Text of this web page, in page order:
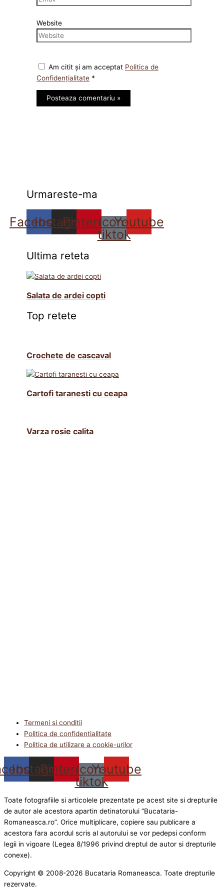
Website
Am citit și am acceptat Politica de
Confidențialitate *
Urmareste-ma
Facebook
Instagram
Pinterest
Icon-
tiktok
Youtube
Ultima reteta
Salata de ardei copti
Top retete
Crochete de cascaval
Cartofi taranesti cu ceapa
Varza rosie calita
Termeni si conditii
Politica de confidentialitate
Politica de utilizare a cookie-urilor
Instagram
Pinterest
Icon-
tiktok
Youtube
Toate fotografiile si articolele prezentate pe acest site si drepturile
de autor ale acestora apartin detinatorului “Bucataria-
Romaneasca.ro”. Orice multiplicare, copiere sau publicare a
acestora fara acordul scris al autorului se vor pedepsi conform
legii in vigoare (Legea 8/1996 privind dreptul de autor si drepturile
conexe).
Copyright © 2008-2026 Bucataria Romaneasca. Toate drepturile
rezervate.